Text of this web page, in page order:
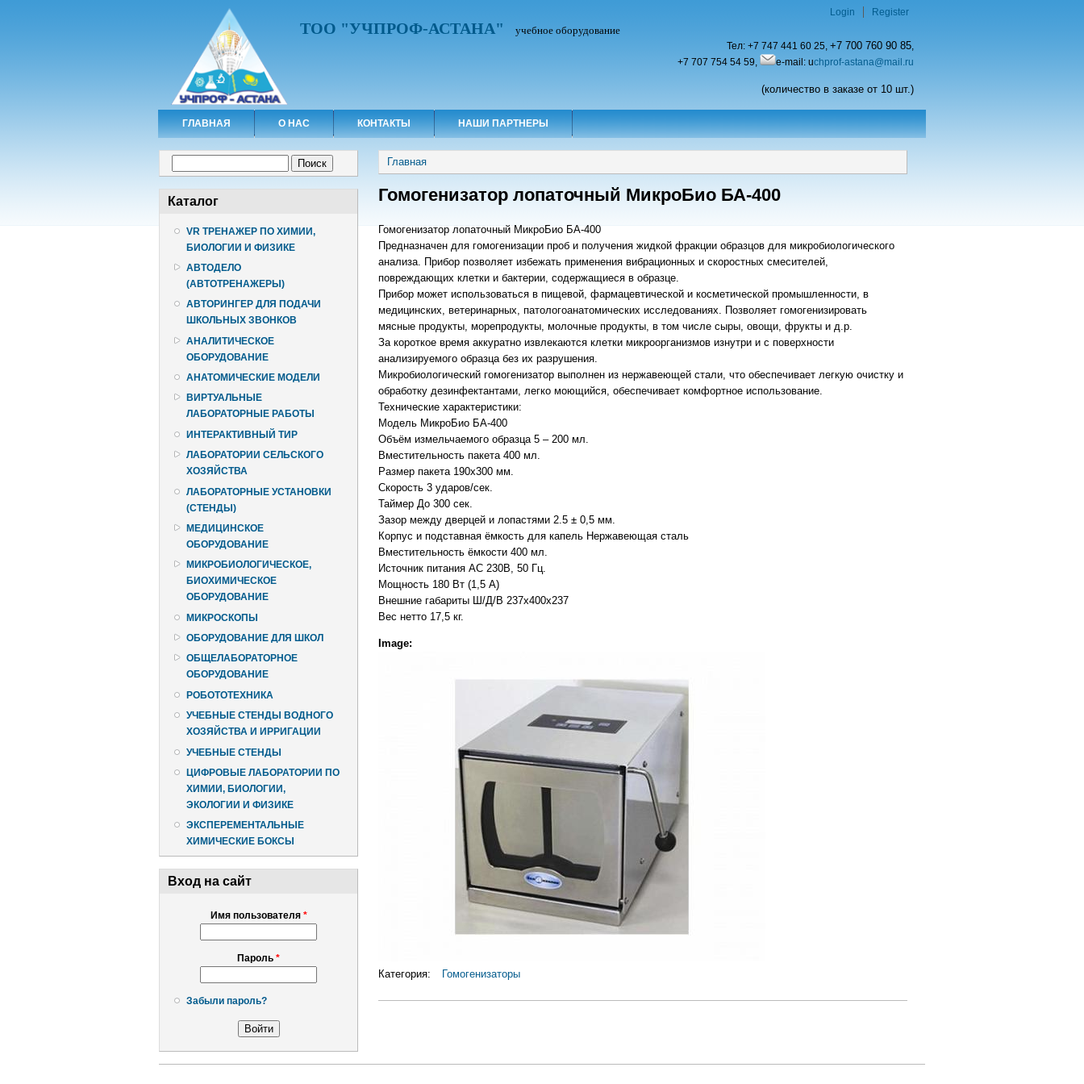
ТОО "УЧПРОФ-АСТАНА" учебное оборудование
Тел: +7 747 441 60 25, +7 700 760 90 85,
+7 707 754 54 59,
e-mail: uchprof-astana@mail.ru
(количество в заказе от 10 шт.)
Login Register
ГЛАВНАЯ О НАС КОНТАКТЫ НАШИ ПАРТНЕРЫ
Каталог
VR ТРЕНАЖЕР ПО ХИМИИ,
БИОЛОГИИ И ФИЗИКЕ
АВТОДЕЛО
(АВТОТРЕНАЖЕРЫ)
АВТОРИНГЕР ДЛЯ ПОДАЧИ
ШКОЛЬНЫХ ЗВОНКОВ
АНАЛИТИЧЕСКОЕ
ОБОРУДОВАНИЕ
АНАТОМИЧЕСКИЕ МОДЕЛИ
ВИРТУАЛЬНЫЕ
ЛАБОРАТОРНЫЕ РАБОТЫ
ИНТЕРАКТИВНЫЙ ТИР
ЛАБОРАТОРИИ СЕЛЬСКОГО
ХОЗЯЙСТВА
ЛАБОРАТОРНЫЕ УСТАНОВКИ
(СТЕНДЫ)
МЕДИЦИНСКОЕ
ОБОРУДОВАНИЕ
МИКРОБИОЛОГИЧЕСКОЕ,
БИОХИМИЧЕСКОЕ
ОБОРУДОВАНИЕ
МИКРОСКОПЫ
ОБОРУДОВАНИЕ ДЛЯ ШКОЛ
ОБЩЕЛАБОРАТОРНОЕ
ОБОРУДОВАНИЕ
РОБОТОТЕХНИКА
УЧЕБНЫЕ СТЕНДЫ ВОДНОГО
ХОЗЯЙСТВА И ИРРИГАЦИИ
УЧЕБНЫЕ СТЕНДЫ
ЦИФРОВЫЕ ЛАБОРАТОРИИ ПО
ХИМИИ, БИОЛОГИИ,
ЭКОЛОГИИ И ФИЗИКЕ
ЭКСПЕРЕМЕНТАЛЬНЫЕ
ХИМИЧЕСКИЕ БОКСЫ
Вход на сайт
Имя пользователя *
Пароль *
Забыли пароль?
Вы здесь
Главная
Гомогенизатор лопаточный МикроБио БА-400
Гомогенизатор лопаточный МикроБио БА-400
Предназначен для гомогенизации проб и получения жидкой фракции образцов для микробиологического
анализа. Прибор позволяет избежать применения вибрационных и скоростных смесителей,
повреждающих клетки и бактерии, содержащиеся в образце.
Прибор может использоваться в пищевой, фармацевтической и косметической промышленности, в
медицинских, ветеринарных, патологоанатомических исследованиях. Позволяет гомогенизировать
мясные продукты, морепродукты, молочные продукты, в том числе сыры, овощи, фрукты и д.р.
За короткое время аккуратно извлекаются клетки микроорганизмов изнутри и с поверхности
анализируемого образца без их разрушения.
Микробиологический гомогенизатор выполнен из нержавеющей стали, что обеспечивает легкую очистку и
обработку дезинфектантами, легко моющийся, обеспечивает комфортное использование.
Технические характеристики:
Модель МикроБио БА-400
Объём измельчаемого образца 5 – 200 мл.
Вместительность пакета 400 мл.
Размер пакета 190х300 мм.
Скорость 3 ударов/сек.
Таймер До 300 сек.
Зазор между дверцей и лопастями 2.5 ± 0,5 мм.
Корпус и подставная ёмкость для капель Нержавеющая сталь
Вместительность ёмкости 400 мл.
Источник питания AC 230B, 50 Гц.
Мощность 180 Вт (1,5 А)
Внешние габариты Ш/Д/В 237х400х237
Вес нетто 17,5 кг.
Image:
Категория: Гомогенизаторы